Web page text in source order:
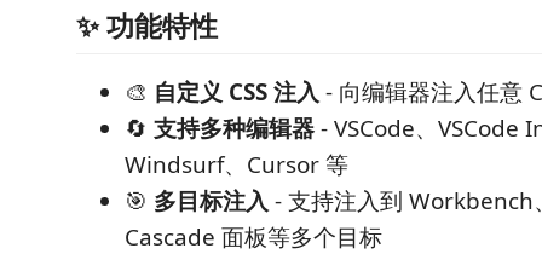
✨ 功能特性
🎨 自定义 CSS 注入 - 向编辑器注入任意
🔄 支持多种编辑器- VSCode、VSCode
Windsurf、Cursor 等
🎯 多目标注入 - 支持注入到
Cascade 面板等多个目标